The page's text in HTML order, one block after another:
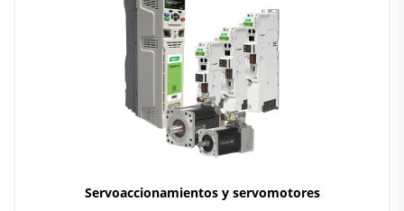
Servoaccionamientos y servomotores